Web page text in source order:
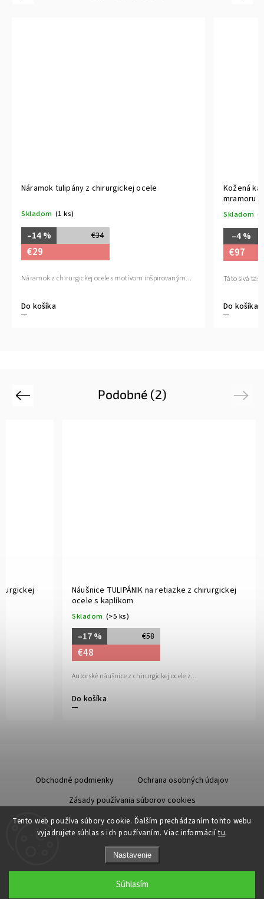
Tento web používa súbory cookie. Ďalším prechádzaním tohto webu
vyjadrujete súhlas s ich používaním. Viac informácií tu.
Nastavenie
Súhlasím
Náramok tulipány z chirurgickej ocele
Skladom (1 ks)
€34
–14 %
€29
Do košíka
Náramok z chirurgickej ocele s motívom inšpirovaným...
Kožená
mramoru
Skladom
–4 %
€97
Do košíka
Táto sivá
Podobné (2)
Previous
Náušnice TULIPÁNIK na retiazke z chirurgickej
ocele s kaplíkom
Skladom (>5 ks)
€58
–17 %
€48
Do košíka
Autorské náušnice z chirurgickej ocele z...
Next
Obchodné podmienky
Ochrana osobných údajov
Zásady používania súborov cookies
Starostlivosť o kožu